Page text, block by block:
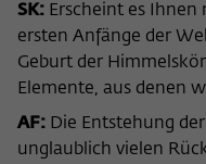
SK: Erscheint es Ihnen
ersten Anfänge der
Geburt der
Elemente, aus denen
AF: Die Entstehung
unglaublich vielen